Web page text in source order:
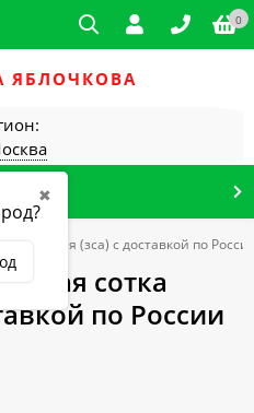
0
ЯБЛОЧКОВА
✖
Алтая (зса) с доставкой по
сотка
по России